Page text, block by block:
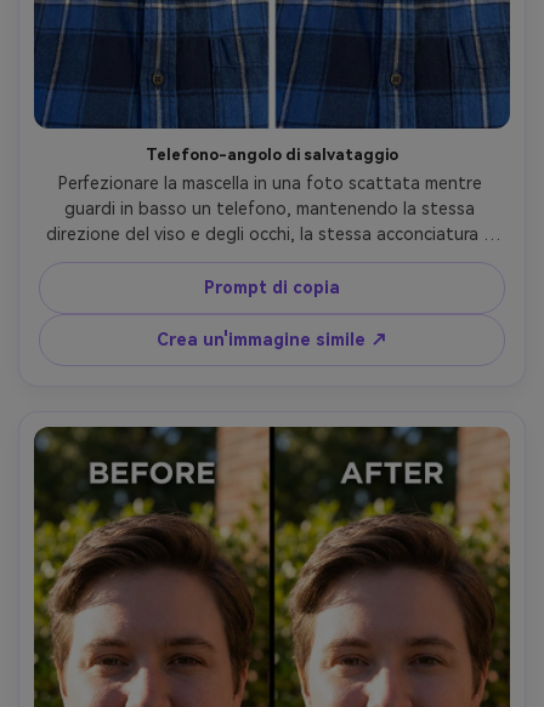
Telefono-angolo di salvataggio
Perfezionare la mascella in una foto scattata mentre
guardi in basso un telefono, mantenendo la stessa
direzione del viso e degli occhi, la stessa acconciatura e
gli stessi dettagli dell'outfit; Preservando le corde della
felpa con cappuccio o i bordi del colletto, preservando
l'illuminazione originale ed evitando le deformazioni di
sfondo- -ar 4:5
Prompt di copia
Crea un'immagine simile ↗